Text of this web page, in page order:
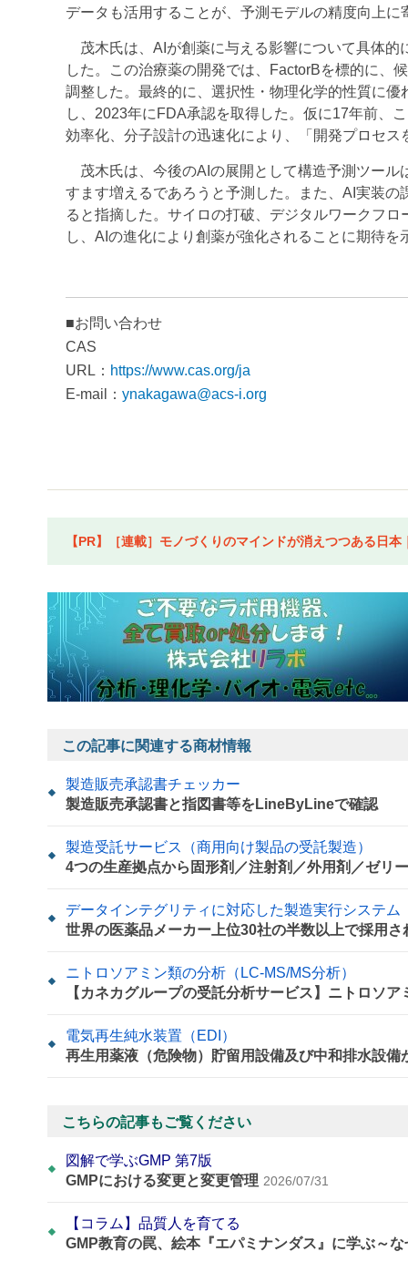
データも活用することが、予測モデルの精度向上
茂木氏は、AIが創薬に与える影響について具体的
した。この治療薬の開発では、FactorBを標的に、
調整した。最終的に、選択性・物理化学的性質に
し、2023年にFDA承認を取得した。仮に17年前、
効率化、分子設計の迅速化により、「開発プロセ
茂木氏は、今後のAIの展開として構造予測ツール
すます増えるであろうと予測した。また、AI実装
ると指摘した。サイロの打破、デジタルワークフ
し、AIの進化により創薬が強化されることに期待を
■お問い合わせ
CAS
URL： https://www.cas.org/ja
E-mail： ynakagawa@acs-i.org
【PR】［連載］モノづくりのマインドが消えつつある日
この記事に関連する商材情報
製造販売承認書チェッカー
製造販売承認書と指図書等をLineByLineで確認
製造受託サービス（商用向け製品の受託製造）
4つの生産拠点から固形剤／注射剤／外用剤／ゼリ
データインテグリティに対応した製造実行システム
世界の医薬品メーカー上位30社の半数以上で採用
ニトロソアミン類の分析（LC-MS/MS分析）
【カネカグループの受託分析サービス】ニトロソ
電気再生純水装置（EDI）
再生用薬液（危険物）貯留用設備及び中和排水設備
こちらの記事もご覧ください
図解で学ぶGMP 第7版
GMPにおける変更と変更管理 2026/07/31
【コラム】品質人を育てる
GMP教育の罠、絵本『エパミナンダス』に学ぶ～